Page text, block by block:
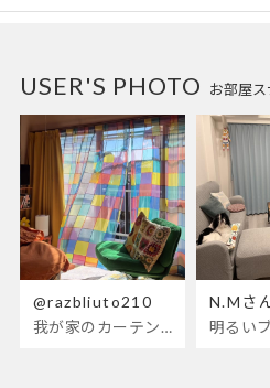
お部屋
USER'S PHOTO
@razbliuto210
我が家のカーテンが新しくなりました🌼早起きが超絶苦手な私が、思わず朝カーテンを開けて光合成するようになったステンドグラスカーテン…！
N.Mさ